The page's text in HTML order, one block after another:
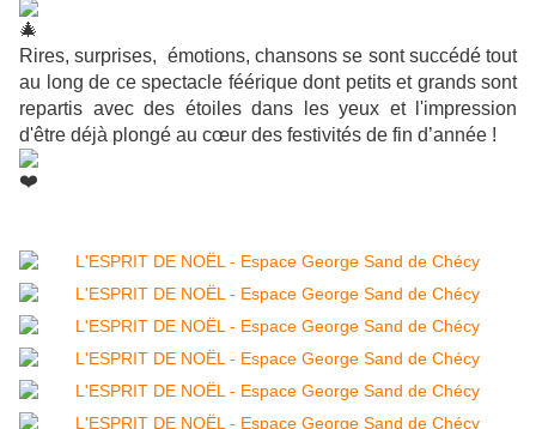
Rires, surprises, émotions, chansons se sont succédé tout
au long de ce spectacle féérique dont petits et grands sont
repartis avec des étoiles dans les yeux et l'impression
d'être déjà plongé au cœur des festivités de fin d’année !